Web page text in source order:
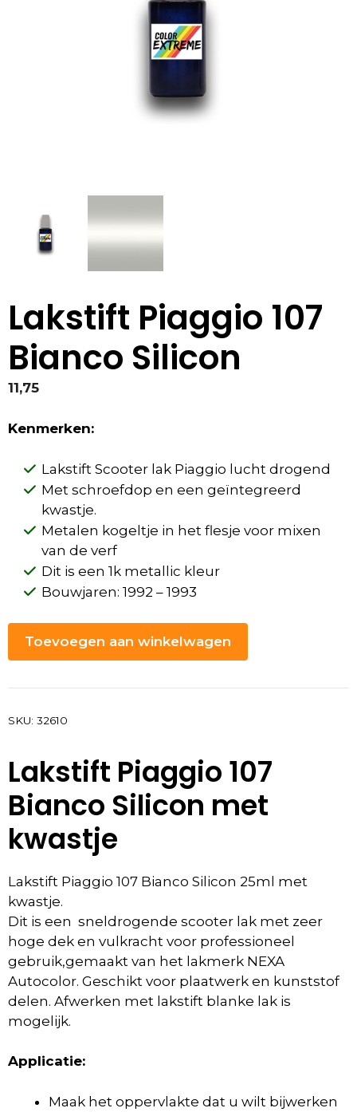
Lakstift Piaggio 107
Bianco Silicon
11,75
Kenmerken:
Lakstift Scooter lak Piaggio lucht drogend
Met schroefdop en een geïntegreerd
kwastje.
Metalen kogeltje in het flesje voor mixen
van de verf
Dit is een 1k metallic kleur
Bouwjaren: 1992 – 1993
Toevoegen aan winkelwagen
SKU: 32610
Lakstift Piaggio 107
Bianco Silicon met
kwastje
Lakstift Piaggio 107 Bianco Silicon 25ml met
kwastje.
Dit is een sneldrogende scooter lak met zeer
hoge dek en vulkracht voor professioneel
gebruik,gemaakt van het lakmerk NEXA
Autocolor. Geschikt voor plaatwerk en kunststof
delen. Afwerken met lakstift blanke lak is
mogelijk.
Applicatie:
Maak het oppervlakte dat u wilt bijwerken